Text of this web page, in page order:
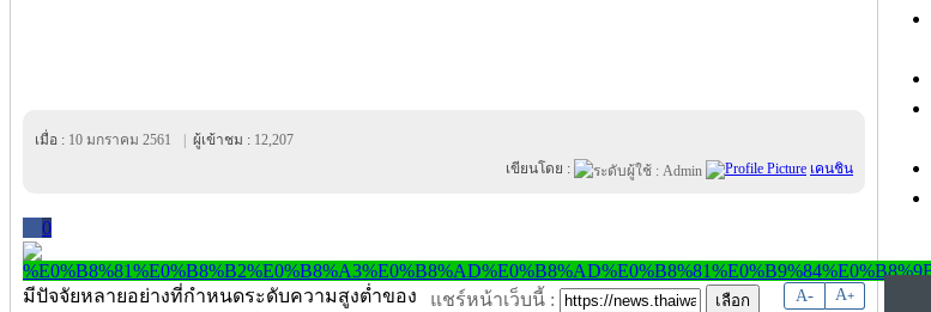
เมื่อ : 10 มกราคม 2561 ผู้เข้าชม : 12,207
เขียนโดย :
เคนชิน
0
A- A+
แชร์หน้าเว็บนี้ :
มีปัจจัยหลายอย่างที่กำหนดระดับความสูงต่ำของ